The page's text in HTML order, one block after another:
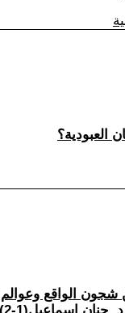
شجون الواقع